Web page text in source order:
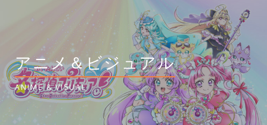
アニメ＆ビジュアル
ANIME & VISUAL